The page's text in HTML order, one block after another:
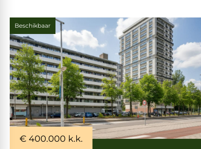
Beschikbaar
€ 400.000 k.k.